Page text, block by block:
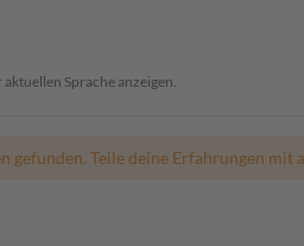
Sprache anzeigen.
gefunden. Teile deine Erfahrungen mit